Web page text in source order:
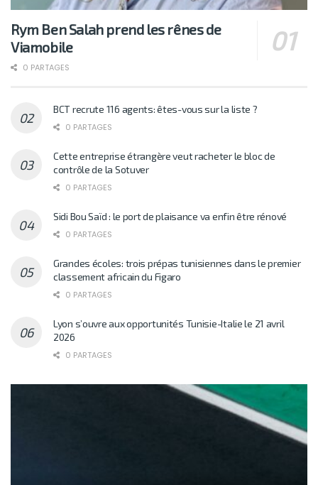
Rym Ben Salah prend les rênes de
Viamobile
0 PARTAGES
BCT recrute 116 agents: êtes-vous sur la liste ?
0 PARTAGES
Cette entreprise étrangère veut racheter le bloc de
contrôle de la Sotuver
0 PARTAGES
Sidi Bou Saïd : le port de plaisance va enfin être rénové
0 PARTAGES
Grandes écoles: trois prépas tunisiennes dans le premier
classement africain du Figaro
0 PARTAGES
Lyon s’ouvre aux opportunités Tunisie-Italie le 21 avril
2026
0 PARTAGES